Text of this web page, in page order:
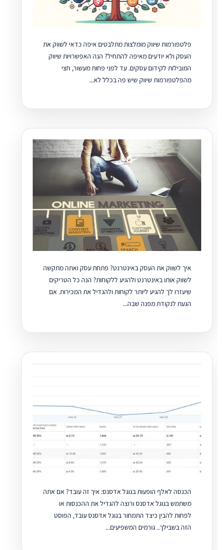
פלטפורמות שיווק מומלצות מתלבטים איפה כדאי לשווק את
העסק ולא יודעים מאיפה להתחיל? הנה האפשרויות שיווק
המובילות לקידום עסקים. עד לפני פחות מעשור, חצי
מהפלטפורמות שיווק שיש פה בכלל לא...
איך לשווק את העסק באינטרנט? פתחת עסק ואתה מתקשה
לשווק אותו באינטרנט ולהגיע ללקוחות? הנה כל הטריקים
שיעזרו לך להגיע ליותר לקוחות ולהגדיל את המכירות. אם
הגעת לנקודת מפנה שבה...
הכנסה לאלף הופעות בגוגל אדסנס: איך זה עובד? אם אתה
משתמש בגוגל אדסנס ורוצה להגדיל את ההכנסות או
לפחות להבין כיצד התמחור בגוגל אדסנס עובד, הפוסט
הזה בשבילך.. גורמים המשפיעים...